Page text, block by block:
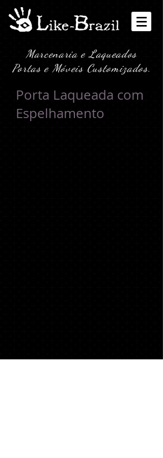
Marcenaria e Laqueados
Portas e Móveis Customizados.
Porta Laqueada com
Espelhamento